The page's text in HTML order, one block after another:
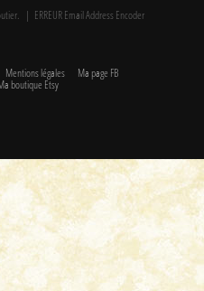
| ERREUR Email Address Encoder
Mentions légales Ma page FB
boutique Etsy